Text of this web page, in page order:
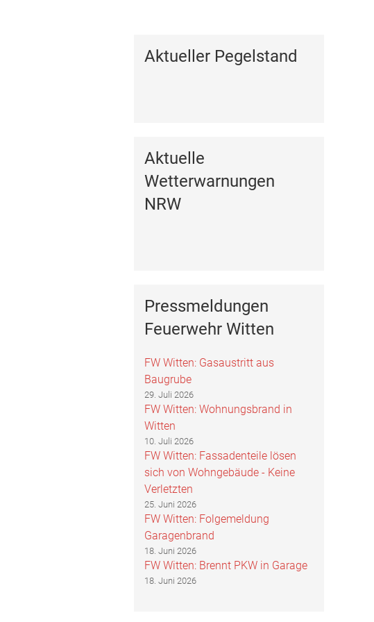
Aktueller Pegelstand
Aktuelle
Wetterwarnungen
NRW
Pressmeldungen
Feuerwehr Witten
FW Witten: Gasaustritt aus
Baugrube
29. Juli 2026
FW Witten: Wohnungsbrand in
Witten
10. Juli 2026
FW Witten: Fassadenteile lösen
sich von Wohngebäude - Keine
Verletzten
25. Juni 2026
FW Witten: Folgemeldung
Garagenbrand
18. Juni 2026
FW Witten: Brennt PKW in Garage
18. Juni 2026